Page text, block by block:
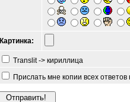
Картинка:
Translit -> кириллица
Прислать мне копии всех